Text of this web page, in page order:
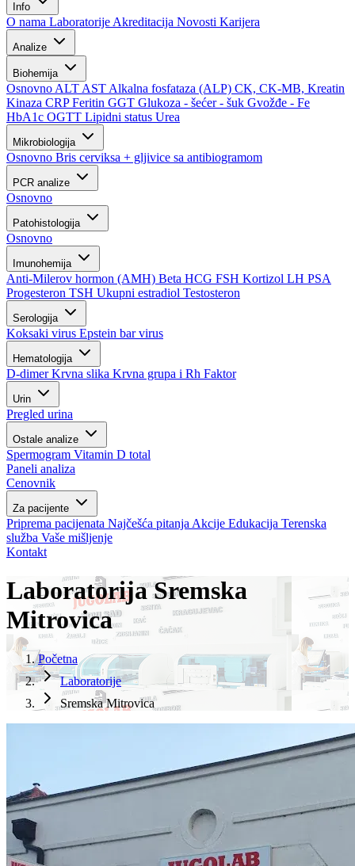
Info
O nama Laboratorije Akreditacija Novosti Karijera
Analize
Biohemija
Osnovno ALT AST Alkalna fosfataza (ALP) CK, CK-MB, Kreatin
Kinaza CRPFeritin GGT Glukoza - šećer - šuk Gvožđe - Fe
HbA1c OGTT Lipidni status Urea
Mikrobiologija
Osnovno Bris cerviksa + gljivice sa antibiogramom
PCR analize
Osnovno
Patohistologija
Osnovno
Imunohemija
Anti-Milerov hormon (AMH) Beta HCG FSH Kortizol LH PSA
Progesteron TSH Ukupni estradiol Testosteron
Serologija
Koksaki virus Epstein bar virus
Hematologija
D-dimerKrvna slika Krvna grupa i Rh Faktor
Urin
Pregled urina
Ostale analize
Spermogram Vitamin D total
Paneli analiza
Cenovnik
Za pacijente
Priprema pacijenata Najčešća pitanja Akcije Edukacija Terenska
služba Vaše mišljenje
Kontakt
Laboratorija Sremska
Mitrovica
Početna
Laboratorije
Sremska Mitrovica